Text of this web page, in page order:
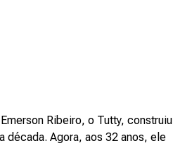
Ribeiro, o Tutty, construiu
década. Agora, aos 32 anos, ele